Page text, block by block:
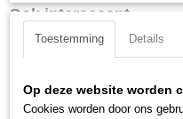
Productcode
19005
EAN code
Productcode leverancier
19005
Ook interessant
Toestemming Details
Op deze website worden
Cookies worden door ons